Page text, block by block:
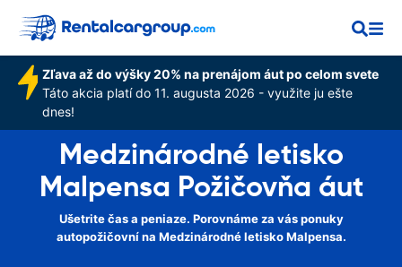
Zľava až do výšky 20% na prenájom áut po celom svete
Táto akcia platí do 11. augusta 2026 - využite ju ešte
dnes!
Medzinárodné letisko
Malpensa Požičovňa áut
Ušetrite čas a peniaze. Porovnáme za vás ponuky
autopožičovní na Medzinárodné letisko Malpensa.